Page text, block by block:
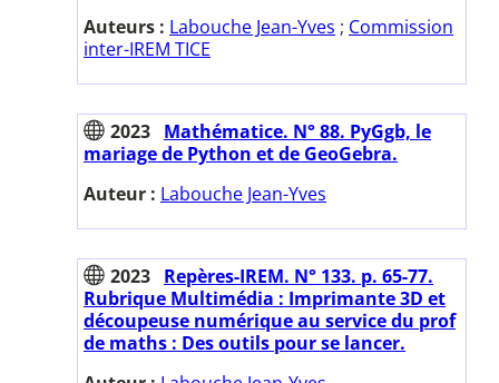
Auteurs : Labouche Jean-Yves ; Commission
inter-IREM TICE
2023 Mathématice. N° 88. PyGgb, le
mariage de Python et de GeoGebra.
Auteur : Labouche Jean-Yves
2023 Repères-IREM. N° 133. p. 65-77.
Rubrique Multimédia : Imprimante 3D et
découpeuse numérique au service du prof
de maths : Des outils pour se lancer.